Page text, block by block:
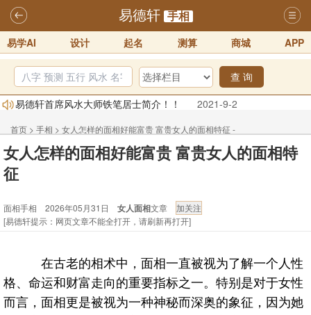
易德轩 手相
易学AI 设计 起名 测算 商城 APP
查 询
易德轩首席风水大师铁笔居士简介！！
2021-9-2
易德轩通告：本网站易德轩商标及LOGO注册声明
易德轩易学ai，ai批八字紫微命理相学，ai智能体客服系统开通，欢迎
体验！！
2025-07-01
易德轩网重构及升能完成，欢迎大家来体验新程序及感觉！！
2026年化太岁锦囊属马、鼠、牛、龙、兔、狗、鸡生肖化太岁开始预
2026丙午年铁笔居士精批年运说明
2025-10-12
首页 > 手相 > 女人怎样的面相好能富贵 富贵女人的面相特征 -
面相手相
女人怎样的面相好能富贵 富贵女人的面相特
征
面相手相 2026年05月31日 女人面相文章
[易德轩提示：网页文章不能全打开，请刷新再打开]
在古老的相术中，面相一直被视为了解一个人性
格、命运和财富走向的重要指标之一。特别是对于女性
而言，面相更是被视为一种神秘而深奥的象征，因为她